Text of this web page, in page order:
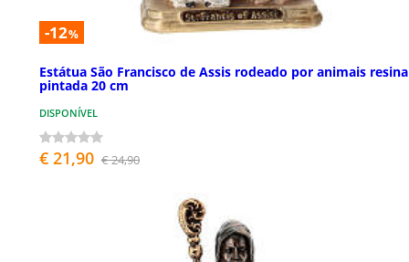
-12%
Estátua São Francisco de Assis rodeado por animais resina
pintada 20 cm
DISPONÍVEL
€ 21,90 € 24,90